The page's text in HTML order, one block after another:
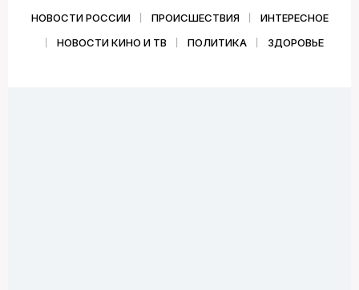
НОВОСТИ РОССИИ ПРОИСШЕСТВИЯ
ИНТЕРЕСНОЕ
НОВОСТИ КИНО И ТВ
ПОЛИТИКА ЗДОРОВЬЕ